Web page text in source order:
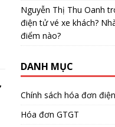
Nguyễn Thị Thu Oanh
điện tử vé xe khách?
điểm nào?
DANH MỤC
Chính sách hóa đơn
Hóa đơn GTGT